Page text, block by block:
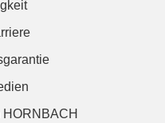
HORNBACH